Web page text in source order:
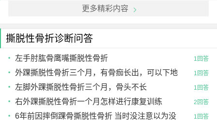
更多精彩内容
撕脱性骨折诊断问答
左手肘肱骨鹰嘴撕脱性骨折 1回答
外踝撕脱性骨折三个月，有骨痂长出，可以下地
走路吗
1回答
左脚外踝撕脱性骨折三个月，骨头不长 1回答
右外踝撕脱性骨折一个月怎样进行康复训练 2回答
6年前因摔倒踝骨撕脱性骨折 当时没注意以为没
1回答